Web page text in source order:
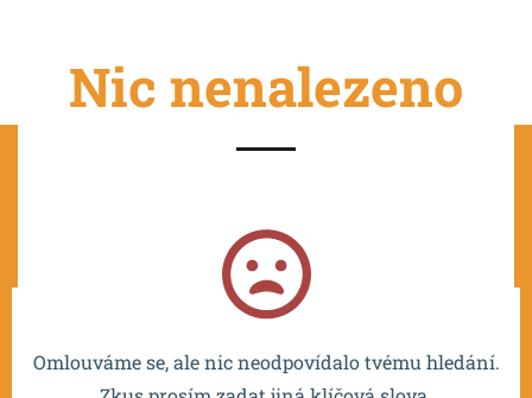
Nic nenalezeno
Omlouváme se, ale nic neodpovídalo tvému hledání.